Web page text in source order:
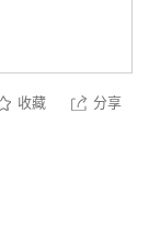
收藏 分享